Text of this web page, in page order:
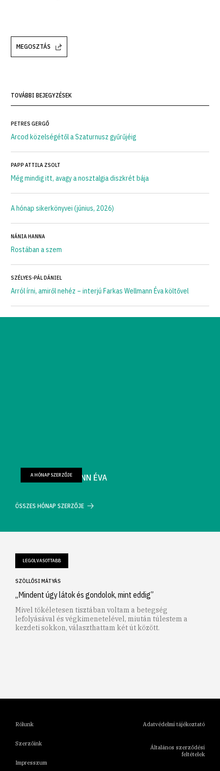
MEGOSZTÁS
TOVÁBBI BEJEGYZÉSEK
PETRES GERGŐ
Arcod közelségétől a Szaturnusz gyűrűjéig
PAPP ATTILA ZSOLT
Még mindig itt, avagy a nosztalgia diszkrét bája
A hónap sikerkönyvei (június, 2026)
NÁNIA HANNA
Rostában a szem
SZÉLYES-PÁL DÁNIEL
Arról írni, amiről nehéz – interjú Farkas Wellmann Éva költővel
FARKAS WELLMANN ÉVA
A HÓNAP SZERZŐJE
ÖSSZES HÓNAP SZERZŐJE
LEGOLVASOTTABB
SZÖLLŐSI MÁTYÁS
„Mindent úgy látok és gondolok, mint eddig”
Mivel tökéletesen tisztában voltam a betegség
lefolyásával és végkimenetelével, miután túlestem a
kezdeti sokkon, választhattam két út között.
Rólunk
Szerzőink
Impresszum
Adatvédelmi tájékoztató
Általános szerződési
feltételek